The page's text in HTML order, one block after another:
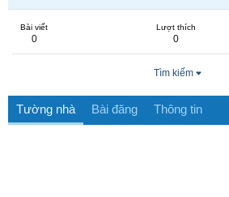
Bài viết
0
Lượt thích
0
Tìm kiếm
Tường nhà Bài đăng Thông tin